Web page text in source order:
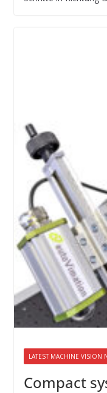
LATEST MACHINE VISION
Compact